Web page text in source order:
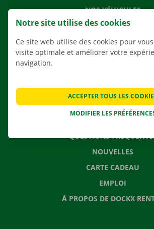
NOS VÉHICULES
NOS SERVICES
AGENCES
APPLI
QUESTIONS
NOUVELLES
CARTE CADEAU
EMPLOI
À PROPOS DE DOCKX
Notre site utilise des cookies
Ce site web utilise des cookies pour
visite optimale et améliorer votre
navigation.
MODIFIER LES
ACCEPTER TOUS LES